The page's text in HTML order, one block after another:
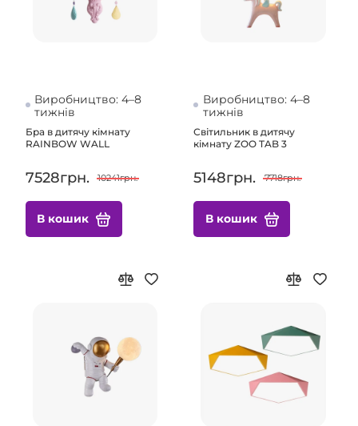
Виробництво: 4–8
тижнів
Бра в дитячу кімнату
RAINBOW WALL
7528грн. 10241грн.
В кошик
Виробництво: 4–8
тижнів
Світильник в дитячу
кімнату ZOO TAB 3
5148грн. 7718грн.
В кошик